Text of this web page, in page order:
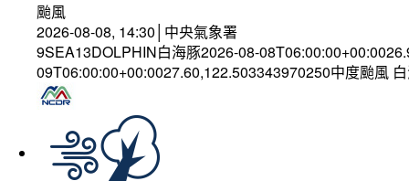
颱風
2026-08-08, 14:30│中央氣象署
9SEA13DOLPHIN白海豚2026-08-
09T06:00:00+00:0027.60,122.503343970250中度颱風